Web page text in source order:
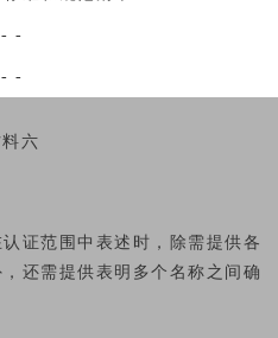
- -
- -
六
证范围中表述时，除需提供各
还需提供表明多个名称之间确